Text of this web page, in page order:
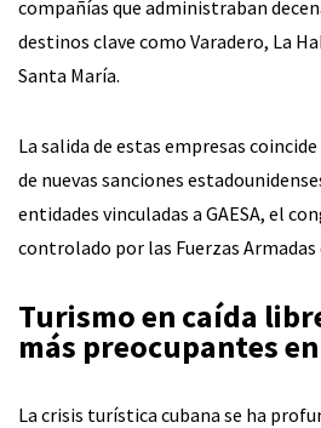
compañías que administraban
destinos clave como Varadero, La
Santa María.
La salida de estas empresas
de nuevas sanciones
entidades vinculadas a GAESA, el
controlado por las Fuerzas Armadas
Turismo en caída
más preocupantes
La crisis turística cubana se ha